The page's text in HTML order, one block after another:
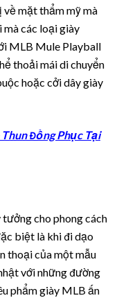
về mặt thẩm mỹ mà
mà các loại giày
MLB Mule Playball
thoải mái di chuyển
hoặc cởi dây giày
Đồng Phục Tại
cho phong cách
biệt là khi đi dạo
thoại của một mẫu
với những đường
phẩm giày MLB ấn